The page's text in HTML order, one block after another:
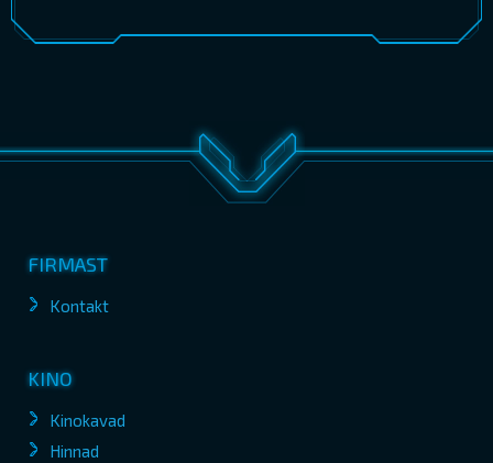
FIRMAST
Kontakt
KINO
Kinokavad
Hinnad